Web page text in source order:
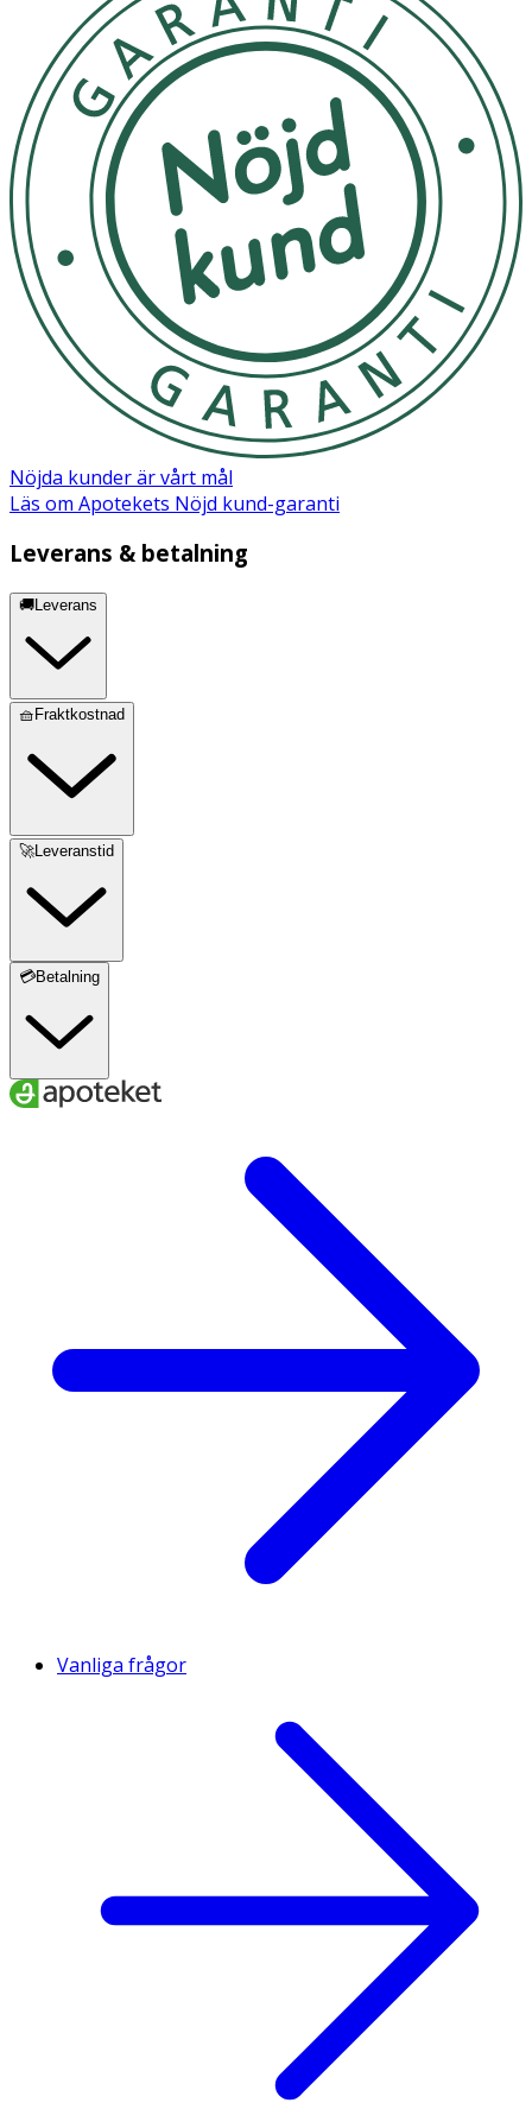
Förvaras torrt
OK för gravida och ammande:
Ingredienser:
Aqua, Lanolin, Caprylic/Capric Triglyceride, Polyglyceryl-3
Ricinoleate, Prunus Amygdalus Dulcis Oil, Panthenol,
Cetyl Alcohol, Stearic Acid, Cera Alba, Aloe Barbadensis
Leaf Juice, Cannabis Sativa Seed Oil, Propanediol,
Theobroma Cacao Seed Butter, Tocopherol, Helianthus
Annuus Seed Oil, Citric Acid, Hydroxyacetophenone,
Sodium Benzoate, Potassium Sorbate
Nöjda kunder är vårt mål
Läs om Apotekets Nöjd kund-garanti
Leverans & betalning
🚚Leverans
🧺Fraktkostnad
🚀Leveranstid
💳Betalning
Vanliga frågor